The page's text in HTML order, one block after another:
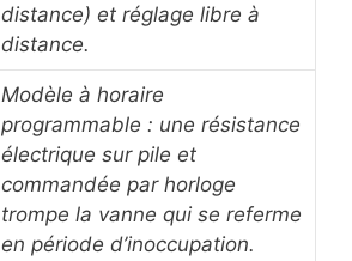
distance) et réglage libre à
distance.
Modèle à horaire
programmable : une résistance
électrique sur pile et
commandée par horloge
trompe la vanne qui se referme
en période d’inoccupation.